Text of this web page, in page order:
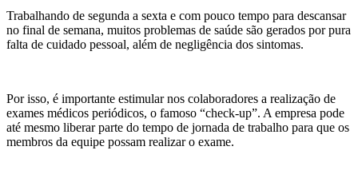
Trabalhando de segunda a sexta e com pouco tempo para descansar
no final de semana, muitos problemas de saúde são gerados por pura
falta de cuidado pessoal, além de negligência dos sintomas.
Por isso, é importante estimular nos colaboradores a realização de
exames médicos periódicos, o famoso “check-up”. A empresa pode
até mesmo liberar parte do tempo de jornada de trabalho para que os
membros da equipe possam realizar o exame.